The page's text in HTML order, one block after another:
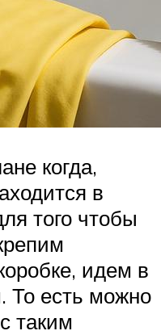
когда,
в
того чтобы
идем в
То есть можно
таким